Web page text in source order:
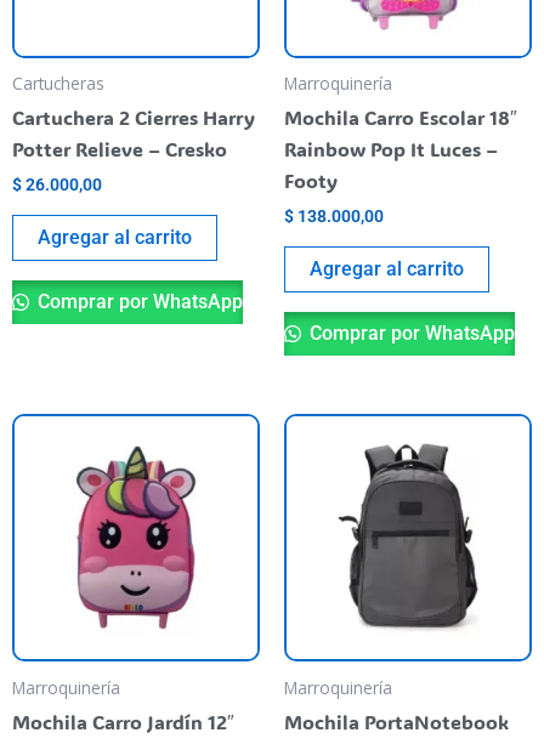
Cartucheras
Cartuchera 2 Cierres Harry
Potter Relieve – Cresko
$26.000,00
Agregar al carrito
Comprar por WhatsApp
Marroquinería
Mochila Carro Escolar 18″
Rainbow Pop It Luces –
Footy
$ 138.000,00
Agregar al carrito
Comprar por WhatsApp
Marroquinería
Mochila Carro Jardín 12″
Marroquinería
Mochila PortaNotebook